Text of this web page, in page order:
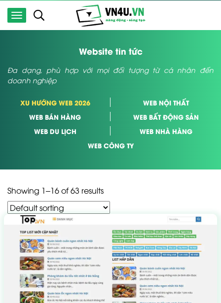
Website tin tức
Đa dạng, phù hợp với mọi đối tượng từ cá nhân đến
doanh nghiệp
XU HƯỚNG WEB 2026
WEB NỘI THẤT
WEB BÁN HÀNG
WEB BẤT ĐỘNG SẢN
WEB DU LỊCH
WEB NHÀ HÀNG
WEB CÔNG TY
Showing 1–16 of 63 results